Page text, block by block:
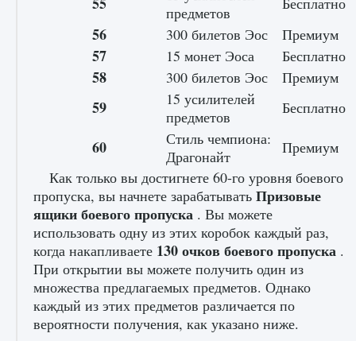
предметов
56 300 билетов Эос Премиум
57 15 монет Эоса Бесплатно
58 300 билетов Эос Премиум
59
15 усилителей
предметов
Бесплатно
60
Стиль чемпиона:
Драгонайт
Премиум
Как только вы достигнете 60-го уровня боевого
пропуска, вы начнете зарабатывать Призовые
ящики боевого пропуска . Вы можете
использовать одну из этих коробок каждый раз,
когда накапливаете 130 очков боевого пропуска .
При открытии вы можете получить один из
множества предлагаемых предметов. Однако
каждый из этих предметов различается по
вероятности получения, как указано ниже.